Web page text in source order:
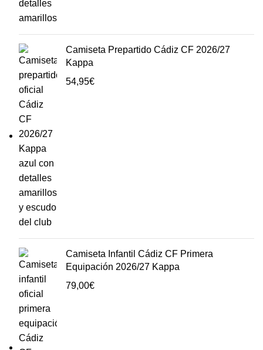
Camiseta Prepartido Cádiz CF 2026/27
Kappa
54,95€
Camiseta Infantil Cádiz CF Primera
Equipación 2026/27 Kappa
79,00€